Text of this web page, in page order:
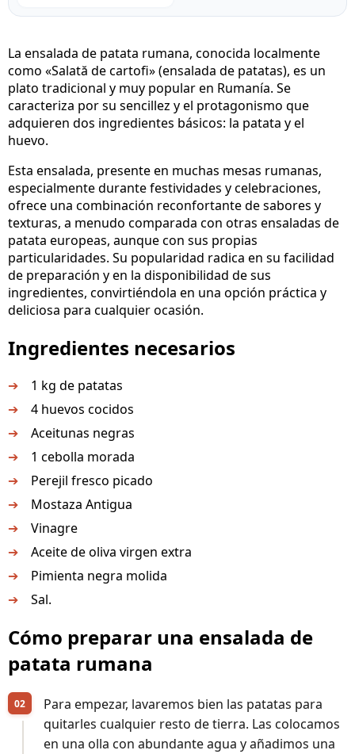
La ensalada de patata rumana, conocida localmente
como «Salată de cartofi» (ensalada de patatas), es un
plato tradicional y muy popular en Rumanía. Se
caracteriza por su sencillez y el protagonismo que
adquieren dos ingredientes básicos: la patata y el
huevo.
Esta ensalada, presente en muchas mesas rumanas,
especialmente durante festividades y celebraciones,
ofrece una combinación reconfortante de sabores y
texturas, a menudo comparada con otras ensaladas de
patata europeas, aunque con sus propias
particularidades. Su popularidad radica en su facilidad
de preparación y en la disponibilidad de sus
ingredientes, convirtiéndola en una opción práctica y
deliciosa para cualquier ocasión.
Ingredientes necesarios
1 kg de patatas
4 huevos cocidos
Aceitunas negras
1 cebolla morada
Perejil fresco picado
Mostaza Antigua
Vinagre
Aceite de oliva virgen extra
Pimienta negra molida
Sal.
Cómo preparar una ensalada de
patata rumana
Para empezar, lavaremos bien las patatas para
quitarles cualquier resto de tierra. Las colocamos
en una olla con abundante agua y añadimos una